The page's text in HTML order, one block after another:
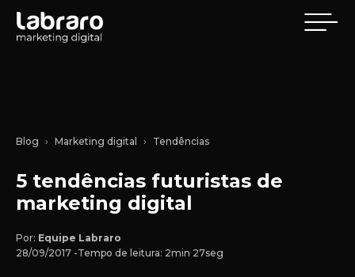
Blog Marketing digital Tendências
5 tendências futuristas de
marketing digital
Por: Equipe Labraro
28/09/2017 -Tempo de leitura: 2min 27seg